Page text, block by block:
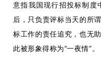
意指我国现行招投标制度
后，只负责评标当天的所
标工作的责任追究，也无
此被形象得称为“一夜情”。